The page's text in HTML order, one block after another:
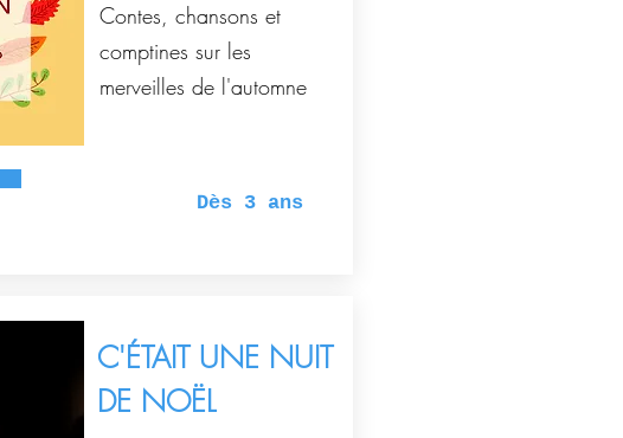
Contes, chansons et
comptines sur les
merveilles de l'automne
Dès 3 ans
C'ÉTAIT UNE NUIT
DE NOËL